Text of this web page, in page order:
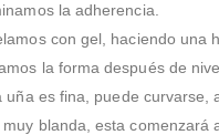
la adherencia.
con gel, haciendo una
la forma después de
uña es fina, puede
muy blanda, esta comenzará